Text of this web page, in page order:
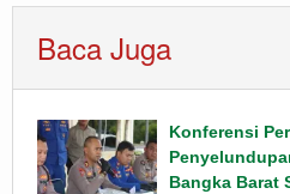
Baca Juga
Konferensi
Bangka Barat